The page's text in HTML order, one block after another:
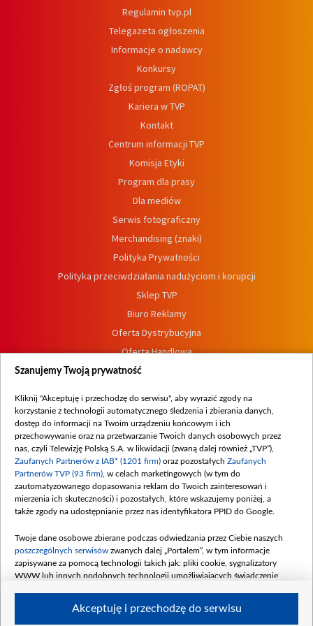
Regulamin tvp.pl
Telegazeta ogłoszenia
Informacje o nadawcy
Konkursy
Zgłoś program (ROPAT)
Kariera w TVP
Kontakt
Centrum informacji TVP
Komisja Etyki
Program dla prasy
Dla mediów
Serwis fotograficzny
Merchandising (znaki)
Polityka Prywatności
Polityka przeciwdziałania nadużyciom i korupcji
Sklep TVP
Biuro Reklamy
Oferta Dystrybucyjna
Oferta Handlowa
Dostępność
Procedura zgłoszeń wewnętrznych
Szanujemy Twoją prywatność
Kliknij "Akceptuję i przechodzę do serwisu", aby wyrazić zgody na
korzystanie z technologii automatycznego śledzenia i zbierania danych,
dostęp do informacji na Twoim urządzeniu końcowym i ich
przechowywanie oraz na przetwarzanie Twoich danych osobowych przez
nas, czyli Telewizję Polską S.A. w likwidacji (zwaną dalej również „TVP”),
Zaufanych Partnerów z IAB* (1201 firm) oraz pozostałych Zaufanych
Partnerów TVP (93 firm) , w celach marketingowych (w tym do
zautomatyzowanego dopasowania reklam do Twoich zainteresowań i
mierzenia ich skuteczności) i pozostałych, które wskazujemy poniżej, a
także zgody na udostępnianie przez nas identyfikatora PPID do Google.
Twoje dane osobowe zbierane podczas odwiedzania przez Ciebie naszych
poszczególnych serwisów zwanych dalej „Portalem”, w tym informacje
zapisywane za pomocą technologii takich jak: pliki cookie, sygnalizatory
WWW lub innych podobnych technologii umożliwiających świadczenie
Akceptuję i przechodzę do serwisu